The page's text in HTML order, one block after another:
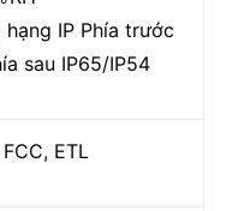
hạng IP Phía trước
sau IP65/IP54
ETL